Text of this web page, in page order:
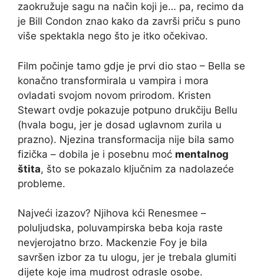
zaokružuje sagu na način koji je… pa, recimo da
je Bill Condon znao kako da završi priču s puno
više spektakla nego što je itko očekivao.
Film počinje tamo gdje je prvi dio stao – Bella se
konačno transformirala u vampira i mora
ovladati svojom novom prirodom. Kristen
Stewart ovdje pokazuje potpuno drukčiju Bellu
(hvala bogu, jer je dosad uglavnom zurila u
prazno). Njezina transformacija nije bila samo
fizička – dobila je i posebnu moć mentalnog
štita, što se pokazalo ključnim za nadolazeće
probleme.
Najveći izazov? Njihova kći Renesmee –
poluljudska, poluvampirska beba koja raste
nevjerojatno brzo. Mackenzie Foy je bila
savršen izbor za tu ulogu, jer je trebala glumiti
dijete koje ima mudrost odrasle osobe.